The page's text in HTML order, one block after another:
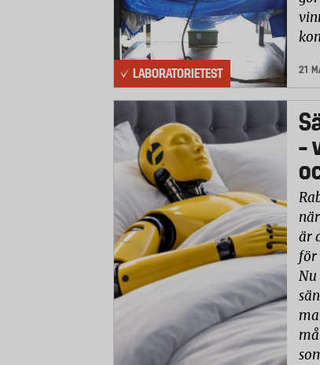
LABORATORIETEST 21
–
är
för
Nu